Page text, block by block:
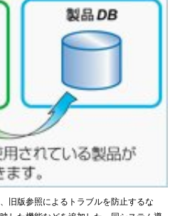
旧版参照によるトラブルを防止するな